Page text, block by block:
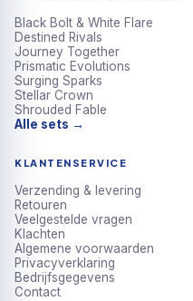
Black Bolt & White Flare
Destined Rivals
Journey Together
Prismatic Evolutions
Surging Sparks
Stellar Crown
Shrouded Fable
Alle sets →
KLANTENSERVICE
Verzending & levering
Retouren
Veelgestelde vragen
Klachten
Algemene voorwaarden
Privacyverklaring
Bedrijfsgegevens
Contact